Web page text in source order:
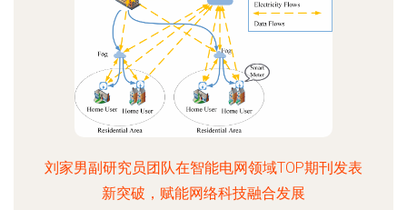
刘家男副研究员团队在智能电网领域TOP期刊发表
新突破，赋能网络科技融合发展